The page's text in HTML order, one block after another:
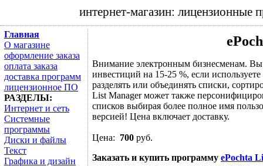
интернет-магазин:
Главная
О магазине
оформление заказа
оплата заказа
доставка программ
лицензионное ПО
РАЗДЕЛЫ:
Интернет и сеть
Системные
программы
Диски и файлы
Текст
Графика и дизайн
Внимание электронным бизнесменам. Вы
инвестиций на 15-25 %, если
разделять или объединять списки,
List Manager может также
списков выбирая более полное имя
версией! Цена включает доставку.
Цена: 700 руб.
Заказать и купить программу ePochta